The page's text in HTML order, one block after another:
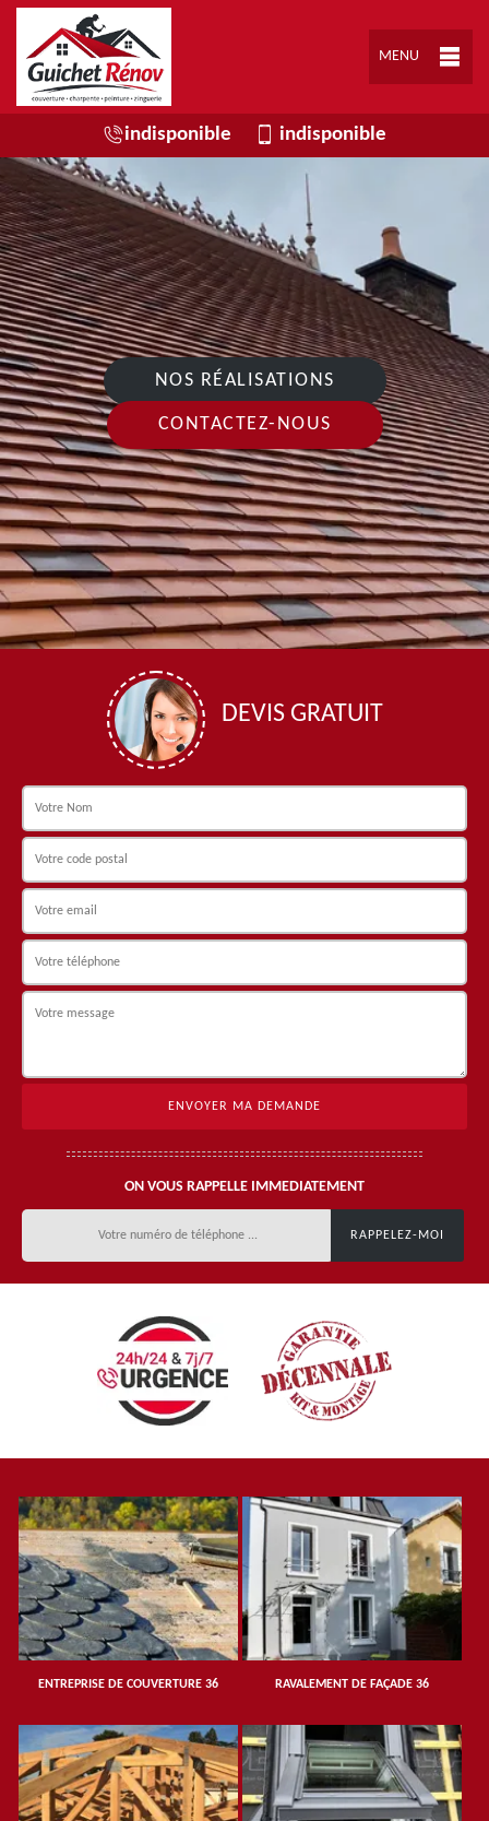
MENU
indisponible indisponible
NOS RÉALISATIONS
CONTACTEZ-NOUS
DEVIS GRATUIT
ON VOUS RAPPELLE IMMEDIATEMENT
ENTREPRISE DE COUVERTURE 36 RAVALEMENT DE FAÇADE 36